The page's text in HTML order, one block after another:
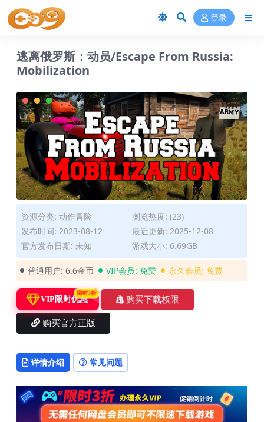
登录
逃离俄罗斯：动员/Escape From Russia:
Mobilization
资源分类: 动作冒险
浏览热度: (23)
发布时间: 2023-08-12
最近更新: 2025-12-08
官方发布日期: 未知
游戏大小: 6.69GB
普通用户: 6.6金币 VIP会员: 免费 永久会员: 免费
VIP限时优惠
限时3折
购买下载权限
购买官方正版
详情介绍 常见问题